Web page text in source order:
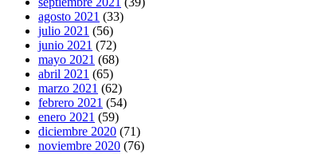
agosto 2021 (33)
julio 2021 (56)
junio 2021 (72)
mayo 2021 (68)
abril 2021 (65)
marzo 2021 (62)
febrero 2021 (54)
enero 2021 (59)
diciembre 2020 (71)
noviembre 2020 (76)